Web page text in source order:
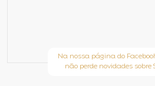
Na nossa página do
não perde novidades sobre